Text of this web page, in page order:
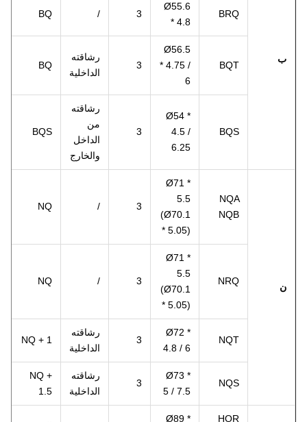
ب
BRQ
Ø55.6
* 4.8
3
/
BQ
BQT
Ø56.5
* 4.75 /
6
3
رشاقته
الداخلية
BQ
BQS
Ø54 *
4.5 /
6.25
3
رشاقته
من
الداخل
والخارج
BQS
ن
NQA
NQB
Ø71 *
5.5
(Ø70.1
* 5.05)
3
/
NQ
NRQ
Ø71 *
5.5
(Ø70.1
* 5.05)
3
/
NQ
NQT
Ø72 *
4.8 / 6
3
رشاقته
الداخلية
NQ + 1
NQS
Ø73 *
5 / 7.5
3
رشاقته
الداخلية
NQ +
1.5
HQR
Ø89 *